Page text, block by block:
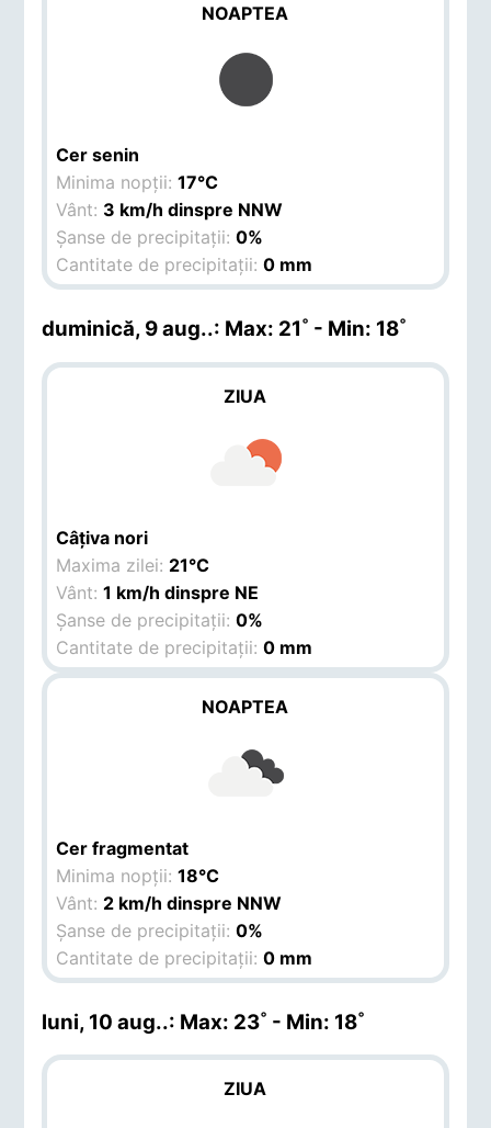
NOAPTEA
Cer senin
Minima nopții:17°C
Vânt: 3 km/h dinspre NNW
Șanse de precipitații:0%
Cantitate de precipitații:0 mm
duminică, 9 aug..: Max: 21˚ - Min: 18˚
ZIUA
Câțiva nori
Maxima zilei: 21°C
Vânt:1 km/h dinspre NE
Șanse de precipitații:0%
Cantitate de precipitații:0 mm
NOAPTEA
Cer fragmentat
Minima nopții:18°C
Vânt: 2 km/h dinspre NNW
Șanse de precipitații:0%
Cantitate de precipitații:0 mm
luni, 10 aug..: Max: 23˚ - Min: 18˚
ZIUA